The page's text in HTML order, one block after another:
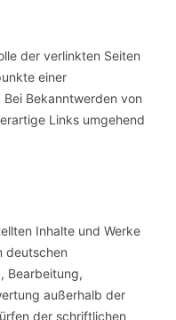
der verlinkten Seiten
einer
Bekanntwerden von
Links umgehend
Inhalte und Werke
deutschen
Bearbeitung,
außerhalb der
der schriftlichen